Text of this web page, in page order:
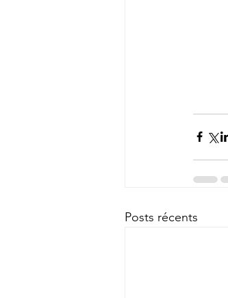
Posts récents